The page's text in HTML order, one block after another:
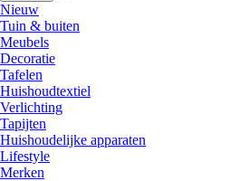
Nieuw
Tuin & buiten
Meubels
Decoratie
Tafelen
Huishoudtextiel
Verlichting
Tapijten
Huishoudelijke apparaten
Lifestyle
Merken